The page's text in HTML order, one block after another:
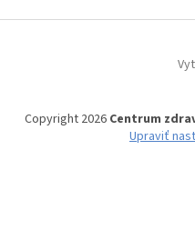
Copyright 2026 Centrum
Upraviť